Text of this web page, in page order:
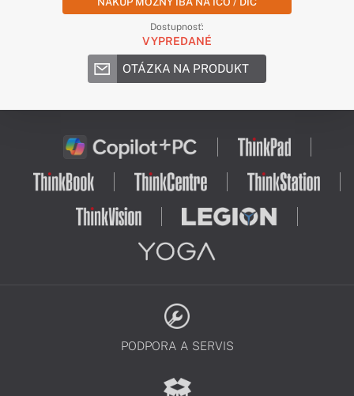
Dostupnosť:
VYPREDANÉ
OTÁZKA NA PRODUKT
PODPORA A SERVIS